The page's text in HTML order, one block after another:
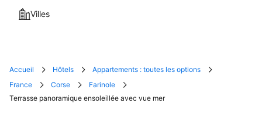
Villes
Accueil Hôtels
Appartements : toutes les options
France
Corse
Farinole
Terrasse panoramique ensoleillée avec vue mer